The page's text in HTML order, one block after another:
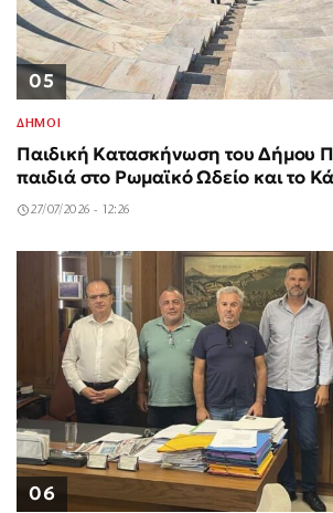
05
ΔΗΜΟΙ
Παιδική Κατασκήνωση του Δήμου
παιδιά στο Ρωμαϊκό Ωδείο και το
27/07/2026 - 12:26
06